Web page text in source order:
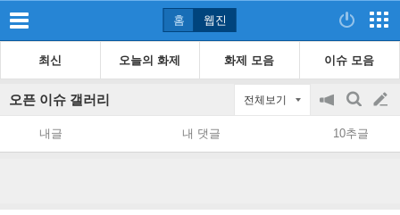
홈 웹진
최신 오늘의 화제 화제 모음 이슈 모음
오픈 이슈 갤러리 전체보기
공
지
on/off
검
색
글
쓰
내글 내 댓글 10추글